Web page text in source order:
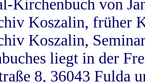
Kirchenbuch von
Koszalin, früher
Koszalin,
liegt in der
8, 36043 Fulda